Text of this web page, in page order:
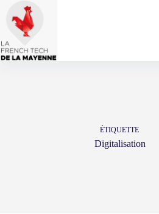
contenu
ÉTIQUETTE
Digitalisation